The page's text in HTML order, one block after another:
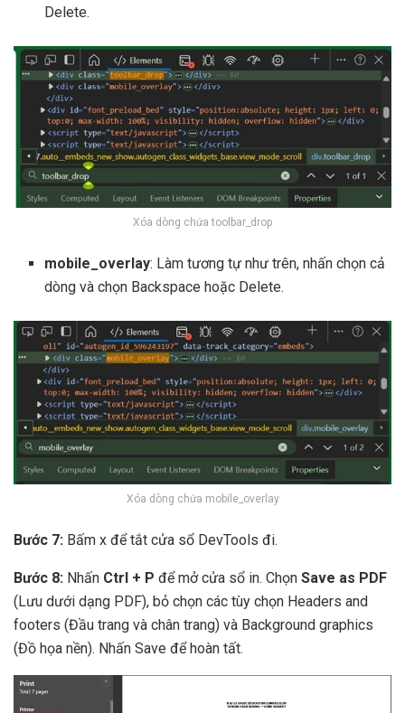
Delete.
Xóa dòng chứa toolbar_drop
mobile_overlay: Làm tương tự như trên, nhấn chọn cả
dòng và chọn Backspace hoặc Delete.
Xóa dòng chứa mobile_overlay
Bước 7: Bấm x để tắt cửa sổ DevTools đi.
Bước 8: Nhấn Ctrl + P để mở cửa sổ in. Chọn Save as PDF
(Lưu dưới dạng PDF), bỏ chọn các tùy chọn Headers and
footers (Đầu trang và chân trang) và Background graphics
(Đồ họa nền). Nhấn Save để hoàn tất.